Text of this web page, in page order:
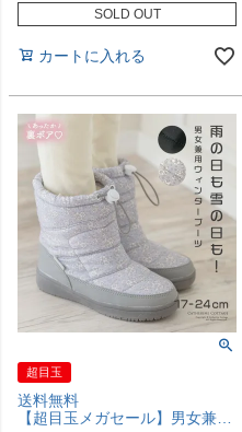
SOLD OUT
カートに入れる
超目玉
送料無料
【超目玉メガセール】男女兼用ウインターファッションブーツTAK